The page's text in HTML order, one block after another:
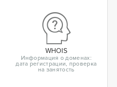
WHOIS
Информация о доменах:
дата регистрации, проверка
на занятость